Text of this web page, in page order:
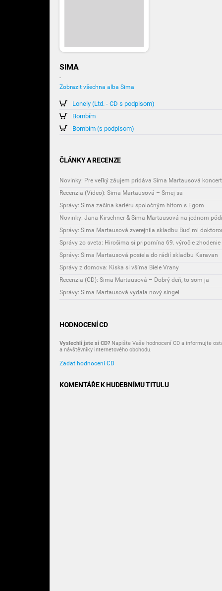
SIMA
-
Zobrazit všechna alba Sima
Lonely (Ltd. - CD s podpisom)
Bombím
Bombím (s podpisom)
ČLÁNKY A RECENZE
Novinky: Pre veľký záujem pridáva Sima Martausová
Recenzia (Video): Sima Martausová – Smej sa
Správy: Sima začína kariéru spoločným hitom s Egom
Novinky: Jana Kirschner & Sima Martausová na jednom
Správy: Sima Martausová zverejnila skladbu Buď mi
Správy zo sveta: Hirošima si pripomína 69. výročie
Správy: Sima Martausová posiela do rádií skladbu Karavan
Správy z domova: Kiska si všíma Biele Vrany
Recenzia (CD): Sima Martausová – Dobrý deň, to som ja
Správy: Sima Martausová vydala nový singel
HODNOCENÍ CD
Vyslechli jste si CD? Napište Vaše hodnocení CD a informujte
a návštěvníky internetového obchodu.
Zadat hodnocení CD
KOMENTÁŘE K HUDEBNÍMU TITULU